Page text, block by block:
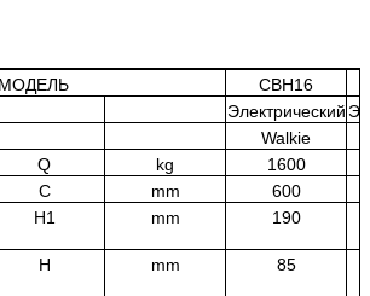
МОДЕЛЬ
CBH16
Электрический
Walkie
Q kg
1600
C mm
600
H1 mm 190
H mm 85